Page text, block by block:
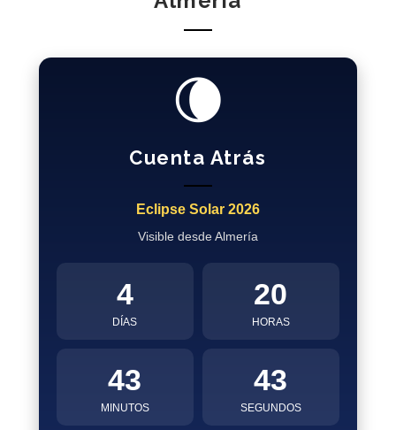
🌘
Cuenta Atrás
Eclipse Solar 2026
Visible desde Almería
4
DÍAS
20
HORAS
43
MINUTOS
42
SEGUNDOS